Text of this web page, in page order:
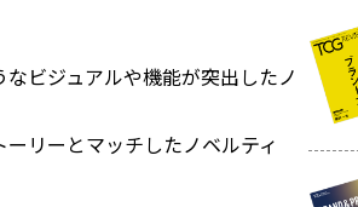
ビジュアルや機能が突出したノ
リーとマッチしたノベルティ